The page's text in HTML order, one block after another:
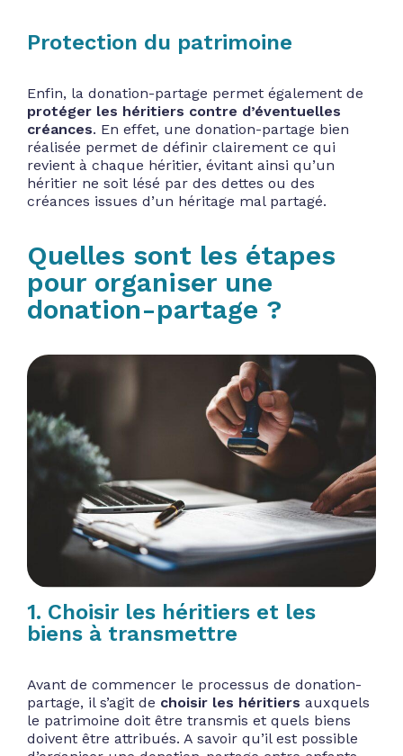
Protection du patrimoine
Enfin, la donation-partage permet également de
protéger les héritiers contre d’éventuelles
créances. En effet, une donation-partage bien
réalisée permet de définir clairement ce qui
revient à chaque héritier, évitant ainsi qu’un
héritier ne soit lésé par des dettes ou des
créances issues d’un héritage mal partagé.
Quelles sont les étapes
pour organiser une
donation-partage ?
1. Choisir les héritiers et les
biens à transmettre
Avant de commencer le processus de donation-
partage, il s’agit de choisir les héritiers auxquels
le patrimoine doit être transmis et quels biens
doivent être attribués. A savoir qu’il est possible